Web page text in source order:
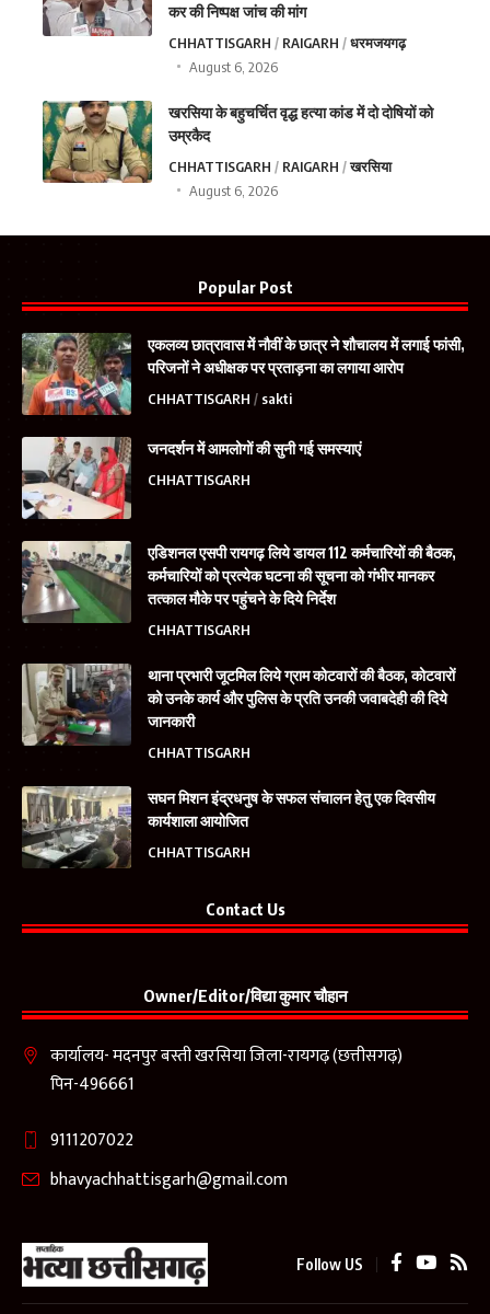
कर की निष्पक्ष जांच की मांग
CHHATTISGARH RAIGARH
धरमजयगढ़
August 6, 2026
खरसिया के बहुचर्चित वृद्ध हत्या कांड में दो दोषियों को
उम्रकैद
CHHATTISGARH RAIGARH
खरसिया
August 6, 2026
Popular Post
एकलव्य छात्रावास में नौवीं के छात्र ने शौचालय में लगाई फांसी,
परिजनों ने अधीक्षक पर प्रताड़ना का लगाया आरोप
CHHATTISGARH sakti
जनदर्शन में आमलोगों की सुनी गई समस्याएं
CHHATTISGARH
एडिशनल एसपी रायगढ़ लिये डायल 112 कर्मचारियों की बैठक,
कर्मचारियों को प्रत्येक घटना की सूचना को गंभीर मानकर
तत्काल मौके पर पहुंचने के दिये निर्देश
CHHATTISGARH
थाना प्रभारी जूटमिल लिये ग्राम कोटवारों की बैठक, कोटवारों
को उनके कार्य और पुलिस के प्रति उनकी जवाबदेही की दिये
जानकारी
CHHATTISGARH
सघन मिशन इंद्रधनुष के सफल संचालन हेतु एक दिवसीय
कार्यशाला आयोजित
CHHATTISGARH
Contact Us
Owner/Editor/विद्या कुमार चौहान
कार्यालय- मदनपुर बस्ती खरसिया जिला-रायगढ़ (छत्तीसगढ़)
पिन-496661
9111207022
bhavyachhattisgarh@gmail.com
Follow US